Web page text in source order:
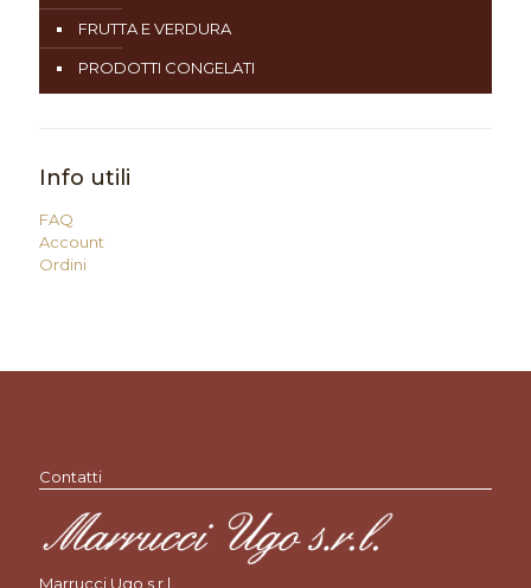
FRUTTA E VERDURA
PRODOTTI CONGELATI
Info utili
FAQ
Account
Ordini
Contatti
Marrucci Ugo s.r.l.